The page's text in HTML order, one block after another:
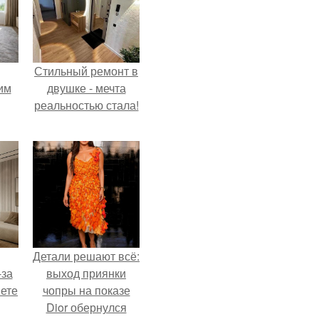
Стильный ремонт в
двушке - мечта
реальностью стала!
Детали решают всё:
выход приянки
чопры на показе
Dior обернулся